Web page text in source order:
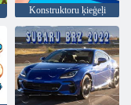
Konstruktoru ķieģeļi